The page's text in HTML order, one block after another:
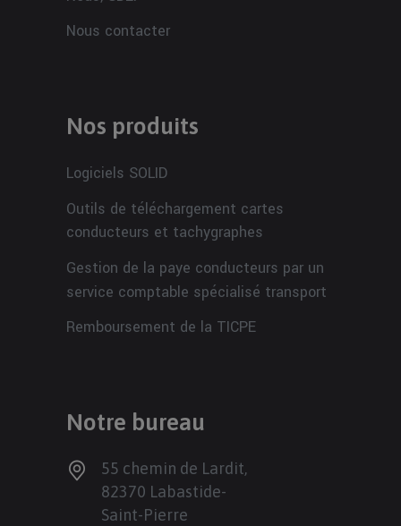
Nous contacter
Nos produits
Logiciels SOLID
Outils de téléchargement cartes
conducteurs et tachygraphes
Gestion de la paye conducteurs par un
service comptable spécialisé transport
Remboursement de la TICPE
Notre bureau
55 chemin de Lardit,
82370 Labastide-
Saint-Pierre